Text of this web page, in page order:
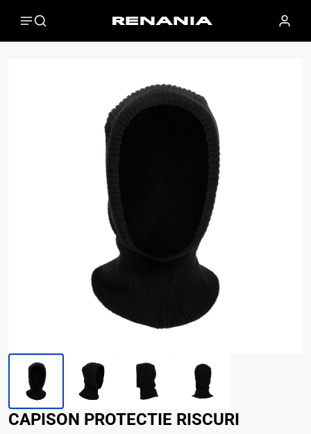
CAPISON PROTECTIE RISCURI